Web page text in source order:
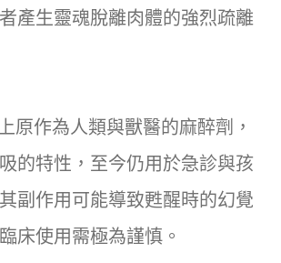
產生靈魂脫離肉體的強烈疏離
原作為人類與獸醫的麻醉劑，
的特性，至今仍用於急診與孩
副作用可能導致甦醒時的幻覺
床使用需極為謹慎。